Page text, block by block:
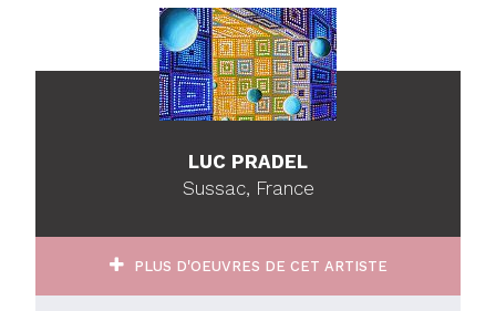
LUC PRADEL
Sussac, France
PLUS D'OEUVRES DE CET ARTISTE